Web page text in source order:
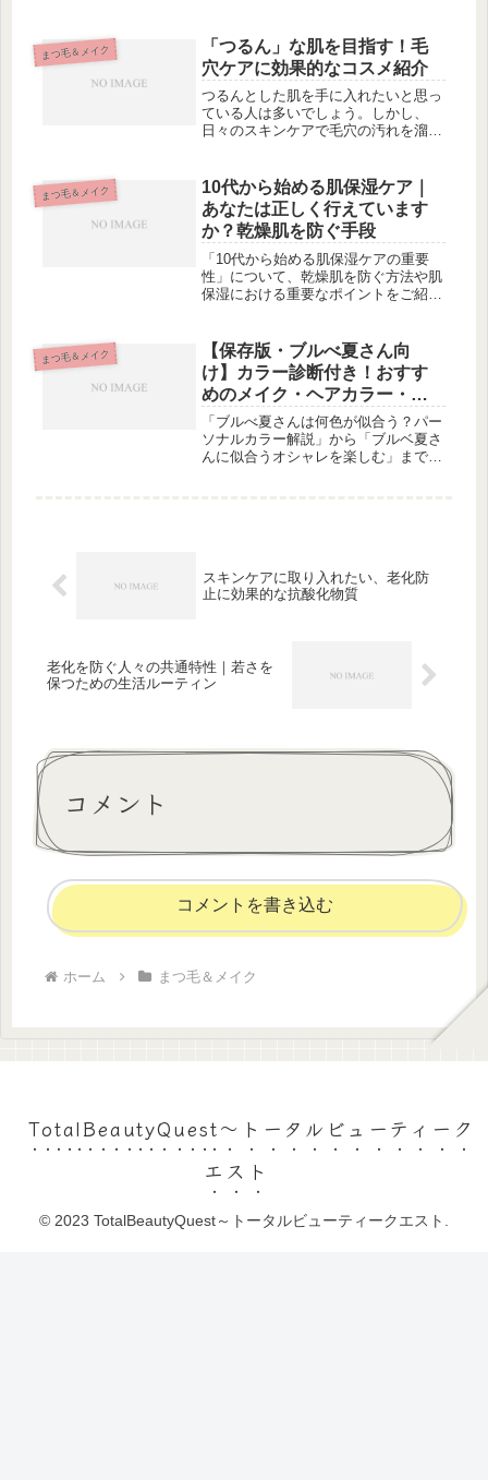
まで、一重の方でも簡単に実践できる
テクニックをご紹介しています。ベー
ス...
まつ毛＆メイク
「つるん」な肌を目指す！毛
穴ケアに効果的なコスメ紹介
つるんとした肌を手に入れたいと思っ
ている人は多いでしょう。しかし、
日々のスキンケアで毛穴の汚れを溜め
みですが、実は2ステップのケア方法
で改善できるんです！また、肌の汚れ
をや...
まつ毛＆メイク
10代から始める肌保湿ケア｜
あなたは正しく行えています
か？乾燥肌を防ぐ手段
「10代から始める肌保湿ケアの重要
性」について、乾燥肌を防ぐ方法や肌
保湿における重要なポイントをご紹介
切です。また、10代にオススメの保湿
アイテムや習慣についても詳しく解
説...
まつ毛＆メイク
【保存版・ブルべ夏さん向
け】カラー診断付き！おすす
めのメイク・ヘアカラー・ネ
イルガイド
「ブルべ夏さんは何色が似合う？パー
ソナルカラー解説」から「ブルベ夏さ
んに似合うオシャレを楽しむ」まで、
スキンケアに取り入れたい、老化防
止に効果的な抗酸化物質
老化を防ぐ人々の共通特性｜若さを
保つための生活ルーティン
コメント
コメントを書き込む
ホーム まつ毛＆メイク
TotalBeautyQuest～トータルビューティーク
エスト
© 2023 TotalBeautyQuest～トータルビューティークエスト.